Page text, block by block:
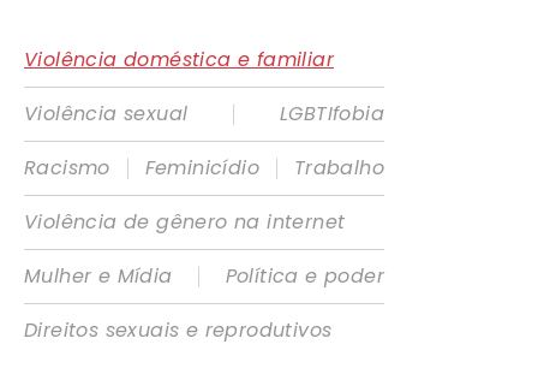
Violência doméstica e familiar
Violência sexual
|
LGBTIfobia
Racismo
| Feminicídio |
Trabalho
Violência de gênero na internet
Mulher e Mídia
|
Política e poder
Direitos sexuais e reprodutivos